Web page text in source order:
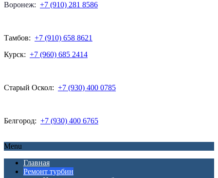
Воронеж: +7 (910) 281 8586
Тамбов: +7 (910) 658 8621
Курск: +7 (960) 685 2414
Старый Оскол: +7 (930) 400 0785
Белгород: +7 (930) 400 6765
Menu
Главная
Ремонт турбин